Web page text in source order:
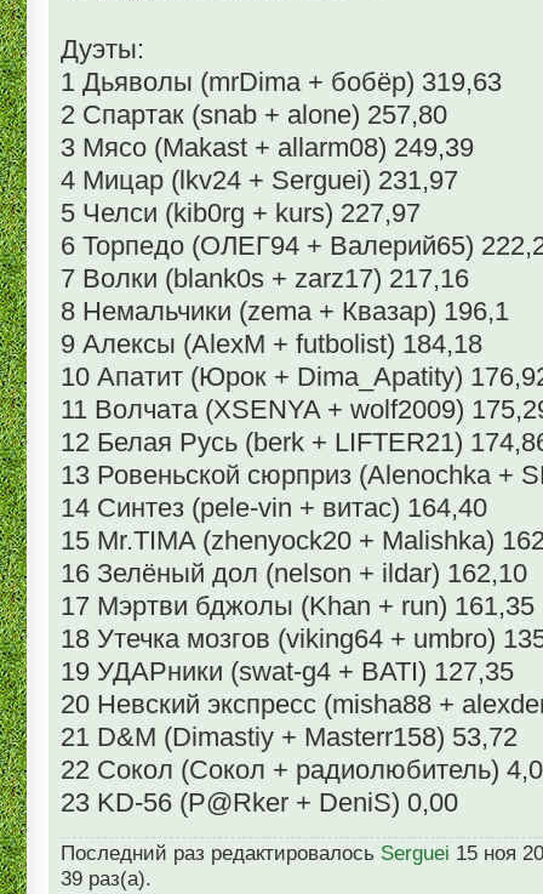
Дуэты:
1 Дьяволы (mrDima + бобёр) 319,63
2 Спартак (snab + alone) 257,80
3 Мясо (Makast + allarm08) 249,39
4 Мицар (lkv24 + Serguei) 231,97
5 Челси (kib0rg + kurs) 227,97
6 Торпедо (ОЛЕГ94 + Валерий65)
7 Волки (blank0s + zarz17) 217,16
8 Немальчики (zema + Квазар) 196,1
9 Алексы (AlexM + futbolist) 184,18
10 Апатит (Юрок + Dima_Apatity)
11 Волчата (XSENYA + wolf2009)
12 Белая Русь (berk + LIFTER21)
13 Ровеньской сюрприз (Alenochka +
14 Синтез (pele-vin + витас) 164,40
15 Mr.TIMA (zhenyock20 + Malishka)
16 Зелёный дол (nelson + ildar) 162,10
17 Мэртви бджолы (Khan + run) 161,35
18 Утечка мозгов (viking64 + umbro)
19 УДАРники (swat-g4 + BATI) 127,35
20 Невский экспресс (misha88 +
21 D&M (Dimastiy + Masterr158) 53,72
22 Сокол (Сокол + радиолюбитель)
23 KD-56 (P@Rker + DeniS) 0,00
Последний раз редактировалось Serguei 15 ноя
39 раз(а).